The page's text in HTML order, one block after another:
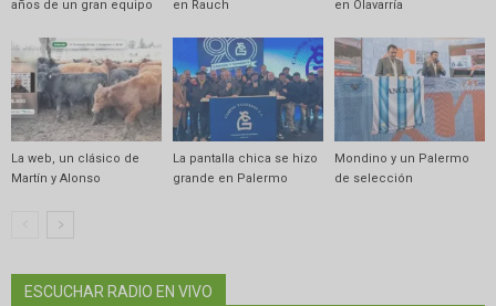
años de un gran equipo en Rauch en Olavarría
La web, un clásico de
Martín y Alonso
La pantalla chica se hizo
grande en Palermo
Mondino y un Palermo
de selección
ESCUCHAR RADIO EN VIVO